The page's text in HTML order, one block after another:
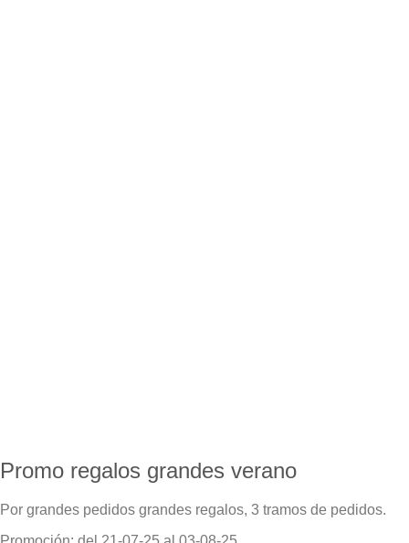
Promo regalos grandes verano
Por grandes pedidos grandes regalos, 3 tramos de pedidos.